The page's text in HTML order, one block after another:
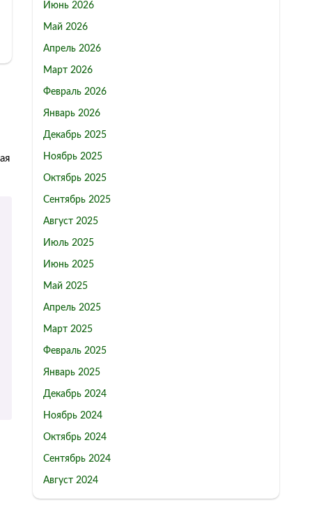
Июнь 2026
Май 2026
Апрель 2026
Март 2026
Февраль 2026
Январь 2026
Декабрь 2025
Ноябрь 2025
Октябрь 2025
Сентябрь 2025
Август 2025
Июль 2025
Июнь 2025
Май 2025
Апрель 2025
Март 2025
Февраль 2025
Январь 2025
Декабрь 2024
Ноябрь 2024
Октябрь 2024
Сентябрь 2024
Август 2024